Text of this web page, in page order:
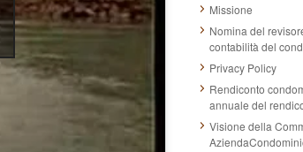
Missione
Nomina del
contabilità del
Privacy Policy
Rendiconto
annuale del
Visione della